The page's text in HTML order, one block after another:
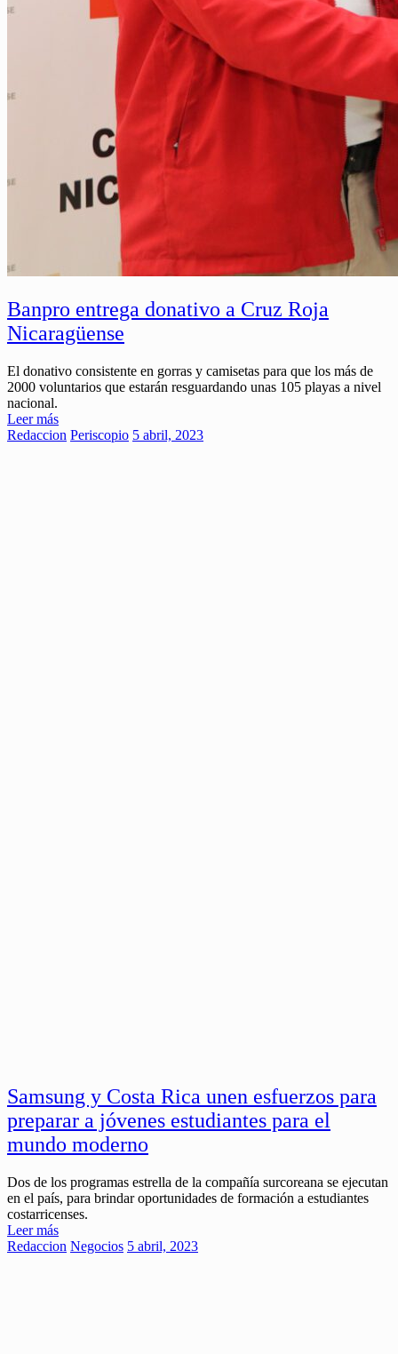
Banpro entrega donativo a Cruz Roja
Nicaragüense
El donativo consistente en gorras y camisetas para que los más de
2000 voluntarios que estarán resguardando unas 105 playas a nivel
nacional.
Leer más
Redaccion Periscopio 5 abril, 2023
Samsung y Costa Rica unen esfuerzos para
preparar a jóvenes estudiantes para el
mundo moderno
Dos de los programas estrella de la compañía surcoreana se ejecutan
en el país, para brindar oportunidades de formación a estudiantes
costarricenses.
Leer más
Redaccion Negocios 5 abril, 2023